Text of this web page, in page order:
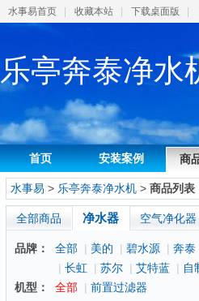
水事易首页 收藏本站 下载桌面版
乐亭奔泰净水
首页 安装案例 商
水事易 > 乐亭奔泰净水机 > 商品列表
全部商品 净水器 空气净化器
品牌： 全部 | 美的 | 碧水源 | 奔泰
| 长虹 | 苏尔 | 艾特蓝 | 自
机型：
全部 | 前置过滤器